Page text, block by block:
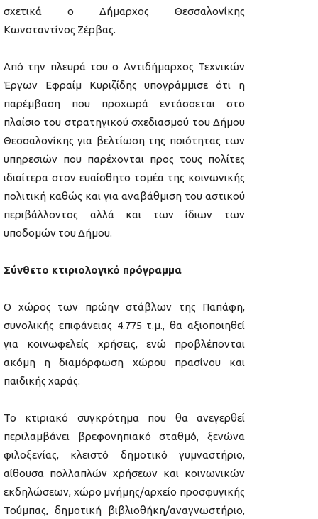
σχετικά ο Δήμαρχος Θεσσαλονίκης
Κωνσταντίνος Ζέρβας.
Από την πλευρά του ο Αντιδήμαρχος Τεχνικών
Έργων Εφραίμ Κυριζίδης υπογράμμισε ότι η
παρέμβαση που προχωρά εντάσσεται στο
πλαίσιο του στρατηγικού σχεδιασμού του Δήμου
Θεσσαλονίκης για βελτίωση της ποιότητας των
υπηρεσιών που παρέχονται προς τους πολίτες
ιδιαίτερα στον ευαίσθητο τομέα της κοινωνικής
πολιτική καθώς και για αναβάθμιση του αστικού
περιβάλλοντος αλλά και των ίδιων των
υποδομών του Δήμου.
Σύνθετο κτιριολογικό πρόγραμμα
Ο χώρος των πρώην στάβλων της Παπάφη,
συνολικής επιφάνειας 4.775 τ.μ., θα αξιοποιηθεί
για κοινωφελείς χρήσεις, ενώ προβλέπονται
ακόμη η διαμόρφωση χώρου πρασίνου και
παιδικής χαράς.
Το κτιριακό συγκρότημα που θα ανεγερθεί
περιλαμβάνει βρεφονηπιακό σταθμό, ξενώνα
φιλοξενίας, κλειστό δημοτικό γυμναστήριο,
αίθουσα πολλαπλών χρήσεων και κοινωνικών
εκδηλώσεων, χώρο μνήμης/αρχείο προσφυγικής
Τούμπας, δημοτική βιβλιοθήκη/αναγνωστήριο,